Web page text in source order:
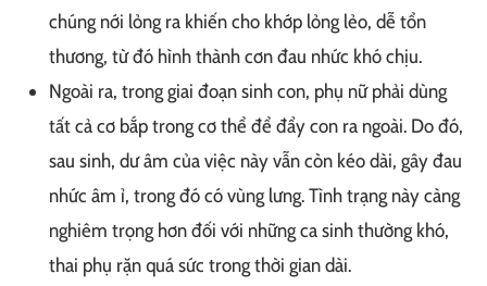
chúng nới lỏng ra khiến cho khớp lỏng lẻo, dễ tổn
thương, từ đó hình thành cơn đau nhức khó chịu.
Ngoài ra, trong giai đoạn sinh con, phụ nữ phải dùng
tất cả cơ bắp trong cơ thể để đẩy con ra ngoài. Do đó,
sau sinh, dư âm của việc này vẫn còn kéo dài, gây đau
nhức âm ỉ, trong đó có vùng lưng. Tình trạng này càng
nghiêm trọng hơn đối với những ca sinh thường khó,
thai phụ rặn quá sức trong thời gian dài.